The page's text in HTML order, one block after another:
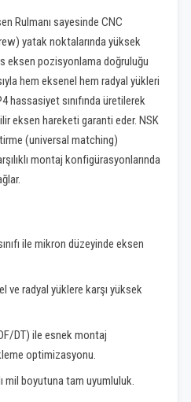
Rulmanı sayesinde CNC
yatak noktalarında yüksek
eksen pozisyonlama doğruluğu
hem eksenel hem radyal yükleri
hassasiyet sınıfında üretilerek
eksen hareketi garanti eder. NSK
(universal matching)
montaj konfigürasyonlarında
ile mikron düzeyinde eksen
ve radyal yüklere karşı yüksek
DT) ile esnek montaj
optimizasyonu.
mil boyutuna tam uyumluluk.